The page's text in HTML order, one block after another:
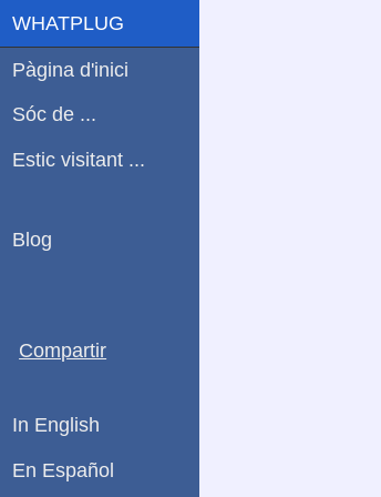
WHATPLUG
Pàgina d'inici
Sóc de ...
Estic visitant ...
Blog
Compartir
In English
En Español